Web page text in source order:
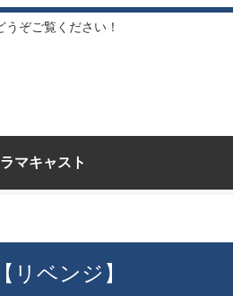
ぞご覧ください！
マキャスト
ベンジ】